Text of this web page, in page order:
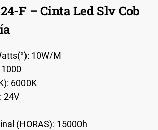
F – Cinta Led Slv Cob
10W/M
6000K
24V
(HORAS): 15000h